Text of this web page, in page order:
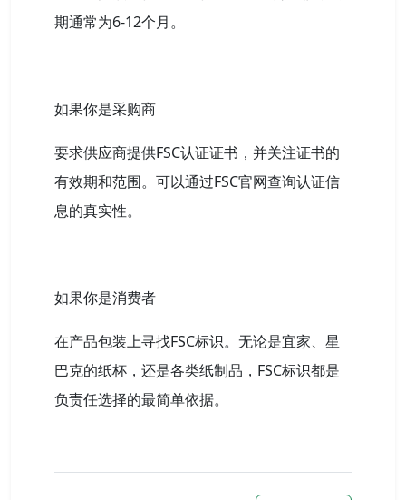
期通常为6-12个月。
如果你是采购商
要求供应商提供FSC认证证书，并关注证书的
有效期和范围。可以通过FSC官网查询认证信
息的真实性。
如果你是消费者
在产品包装上寻找FSC标识。无论是宜家、星
巴克的纸杯，还是各类纸制品，FSC标识都是
负责任选择的最简单依据。